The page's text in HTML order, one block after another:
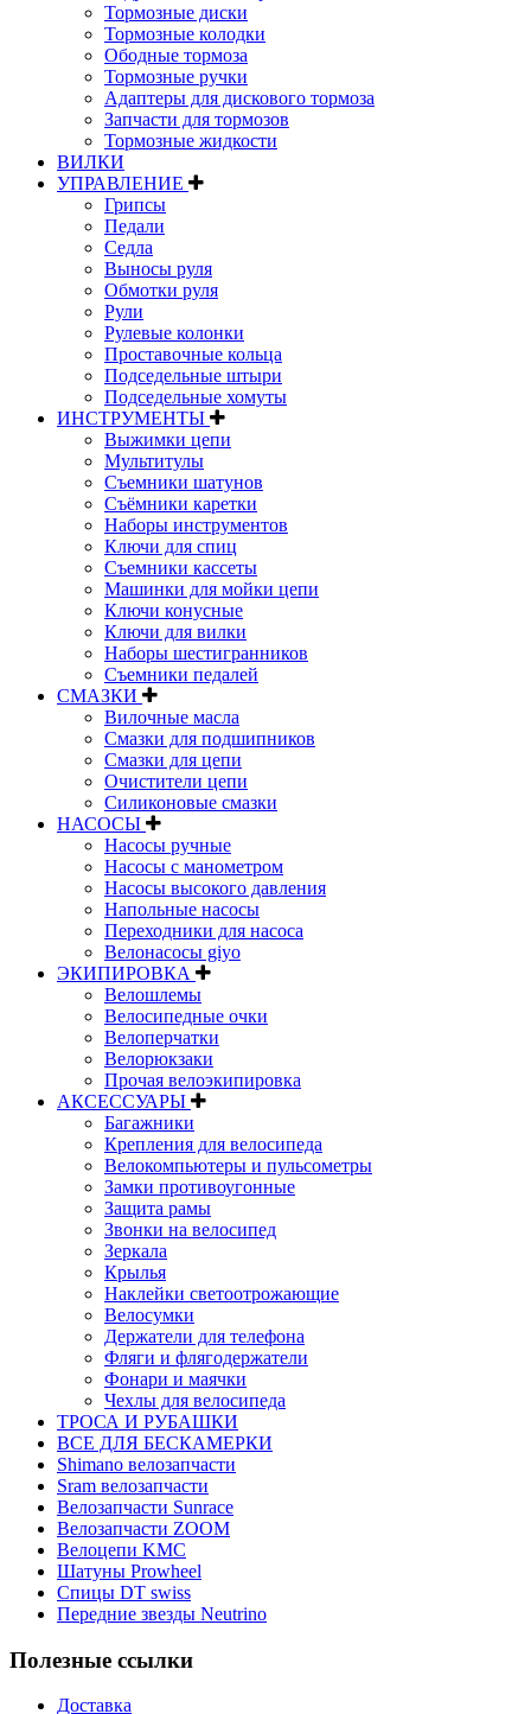
Тормозные диски
Тормозные колодки
Ободные тормоза
Тормозные ручки
Адаптеры для дискового тормоза
Запчасти для тормозов
Тормозные жидкости
ВИЛКИ
УПРАВЛЕНИЕ
Грипсы
Педали
Седла
Выносы руля
Обмотки руля
Рули
Рулевые колонки
Проставочные кольца
Подседельные штыри
Подседельные хомуты
ИНСТРУМЕНТЫ
Выжимки цепи
Мультитулы
Съемники шатунов
Съёмники каретки
Наборы инструментов
Ключи для спиц
Съемники кассеты
Машинки для мойки цепи
Ключи конусные
Ключи для вилки
Наборы шестигранников
Съемники педалей
СМАЗКИ
Вилочные масла
Смазки для подшипников
Смазки для цепи
Очистители цепи
Силиконовые смазки
НАСОСЫ
Насосы ручные
Насосы с манометром
Насосы высокого давления
Напольные насосы
Переходники для насоса
Велонасосы giyo
ЭКИПИРОВКА
Велошлемы
Велосипедные очки
Велоперчатки
Велорюкзаки
Прочая велоэкипировка
АКСЕССУАРЫ
Багажники
Крепления для велосипеда
Велокомпьютеры и пульсометры
Замки противоугонные
Защита рамы
Звонки на велосипед
Зеркала
Крылья
Наклейки светоотрожающие
Велосумки
Держатели для телефона
Фляги и флягодержатели
Фонари и маячки
Чехлы для велосипеда
ТРОСА И РУБАШКИ
ВСЕ ДЛЯ БЕСКАМЕРКИ
Shimano велозапчасти
Sram велозапчасти
Велозапчасти Sunrace
Велозапчасти ZOOM
Велоцепи KMC
Шатуны Prowheel
Спицы DT swiss
Передние звезды Neutrino
Полезные ссылки
Доставка